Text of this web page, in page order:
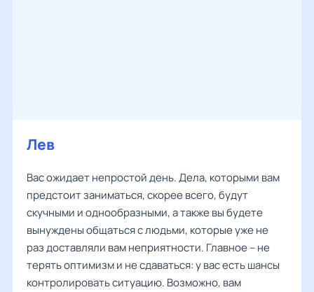
Лев
Вас ожидает непростой день. Дела, которыми вам
предстоит заниматься, скорее всего, будут
скучными и однообразными, а также вы будете
вынуждены общаться с людьми, которые уже не
раз доставляли вам неприятности. Главное – не
терять оптимизм и не сдаваться: у вас есть шансы
контролировать ситуацию. Возможно, вам